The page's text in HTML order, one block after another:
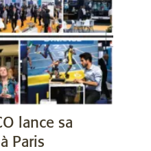
lance sa
Paris